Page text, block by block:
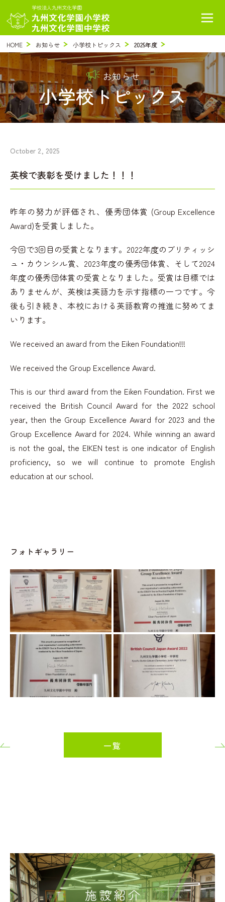
学校法人九州文化学園
HOME お知らせ 小学校トピックス 2025年度
お知らせ
小学校トピックス
October 2, 2025
英検で表彰を受けました！！！
昨年の努力が評価され、優秀団体賞 (Group Excellence
Award)を受賞しました。
今回で3回目の受賞となります。2022年度のブリティッシ
ュ・カウンシル賞、2023年度の優秀団体賞、そして2024
年度の優秀団体賞の受賞となりました。受賞は目標では
ありませんが、英検は英語力を示す指標の一つです。今
後も引き続き、本校における英語教育の推進に努めてま
いります。
We received an award from the Eiken Foundation!!!
We received the Group Excellence Award.
This is our third award from the Eiken Foundation. First we
received the British Council Award for the 2022 school
year, then the Group Excellence Award for 2023 and the
Group Excellence Award for 2024. While winning an award
is not the goal, the EIKEN test is one indicator of English
proficiency, so we will continue to promote English
education at our school.
フォトギャラリー
一覧
施設紹介